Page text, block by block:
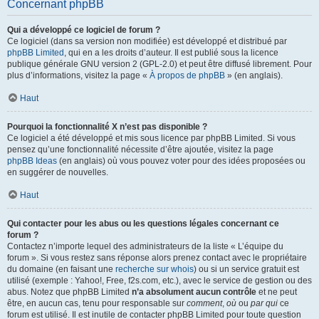
Concernant phpBB
Qui a développé ce logiciel de forum ?
Ce logiciel (dans sa version non modifiée) est développé et distribué par
phpBB Limited , qui en a les droits d’auteur. Il est publié sous la licence
publique générale GNU version 2 (GPL-2.0) et peut être diffusé librement. Pour
plus d’informations, visitez la page « À propos de phpBB » (en anglais).
Haut
Pourquoi la fonctionnalité X n’est pas disponible ?
Ce logiciel a été développé et mis sous licence par phpBB Limited. Si vous
pensez qu’une fonctionnalité nécessite d’être ajoutée, visitez la page
phpBB Ideas (en anglais) où vous pouvez voter pour des idées proposées ou
en suggérer de nouvelles.
Haut
Qui contacter pour les abus ou les questions légales concernant ce
forum ?
Contactez n’importe lequel des administrateurs de la liste « L’équipe du
forum ». Si vous restez sans réponse alors prenez contact avec le propriétaire
du domaine (en faisant une recherche sur whois) ou si un service gratuit est
utilisé (exemple : Yahoo!, Free, f2s.com, etc.), avec le service de gestion ou des
abus. Notez que phpBB Limited n’a absolument aucun contrôle et ne peut
être, en aucun cas, tenu pour responsable sur comment, où ou par qui ce
forum est utilisé. Il est inutile de contacter phpBB Limited pour toute question